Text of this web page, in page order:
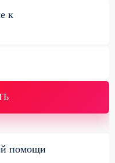
к
помощи